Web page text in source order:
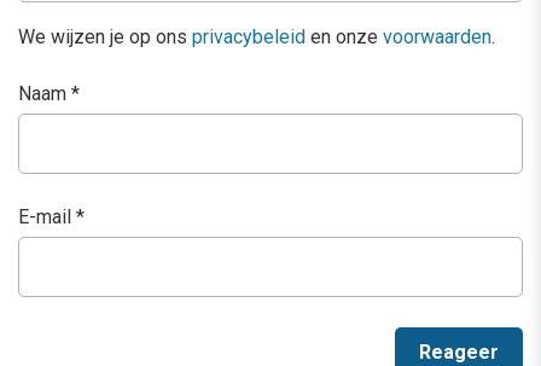
We wijzen je op ons privacybeleid en onze voorwaarden.
Naam *
E-mail *